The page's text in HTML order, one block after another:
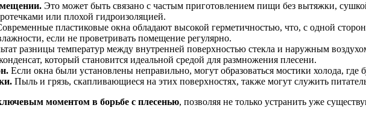
Это может быть связано с частым приготовлением пищи без вытяжки,
или плохой гидроизоляцией.
пластиковые окна обладают высокой герметичностью, что, с одной
если не проветривать помещение регулярно.
разницы температур между внутренней поверхностью стекла и наружным
который становится идеальной средой для размножения плесени.
Если окна были установлены неправильно, могут образоваться мостики холода, где
Пыль и грязь, скапливающиеся на этих поверхностях, также могут служить
моментом в борьбе с плесенью, позволяя не только устранить уже